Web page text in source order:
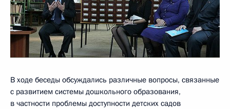
В ходе беседы обсуждались различные вопросы, связанные
с развитием системы дошкольного образования,
в частности проблемы доступности детских садов